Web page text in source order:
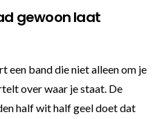
gewoon laat
een band die niet alleen om je
over waar je staat. De
half wit half geel doet dat